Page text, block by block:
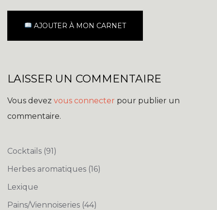
AJOUTER À MON CARNET
LAISSER UN COMMENTAIRE
Vous devez vous connecter pour publier un
commentaire.
Cocktails (91)
Herbes aromatiques (16)
Lexique
Pains/Viennoiseries (44)